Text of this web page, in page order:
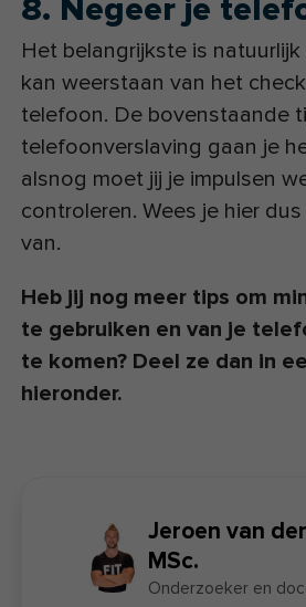
8. Negeer je
Het belangrijkste is
kan weerstaan van het
telefoon. De bovenstaande
telefoonverslaving gaan je
alsnog moet jij je impulsen
controleren. Wees je hier
van.
Heb jij nog meer tips om
te gebruiken en van je
te komen? Deel ze dan in
hieronder.
Jeroen van
MSc.
Onderzoeker en